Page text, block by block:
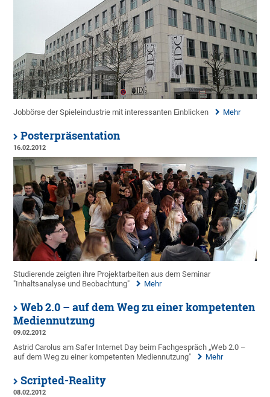
Jobbörse der Spieleindustrie mit interessanten Einblicken Mehr
Posterpräsentation
16.02.2012
Studierende zeigten ihre Projektarbeiten aus dem Seminar
"Inhaltsanalyse und Beobachtung"
Mehr
Web 2.0 – auf dem Weg zu einer kompetenten
Mediennutzung
09.02.2012
Astrid Carolus am Safer Internet Day beim Fachgespräch „Web 2.0 –
auf dem Weg zu einer kompetenten Mediennutzung"
Mehr
Scripted-Reality
08.02.2012